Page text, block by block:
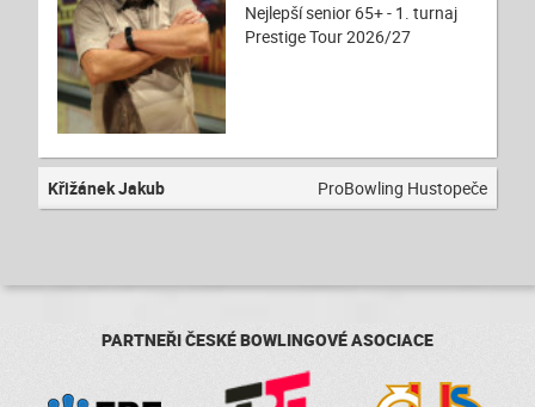
Nejlepší senior 65+ - 1. turnaj
Prestige Tour 2026/27
Křižánek Jakub ProBowling Hustopeče
PARTNEŘI ČESKÉ BOWLINGOVÉ ASOCIACE